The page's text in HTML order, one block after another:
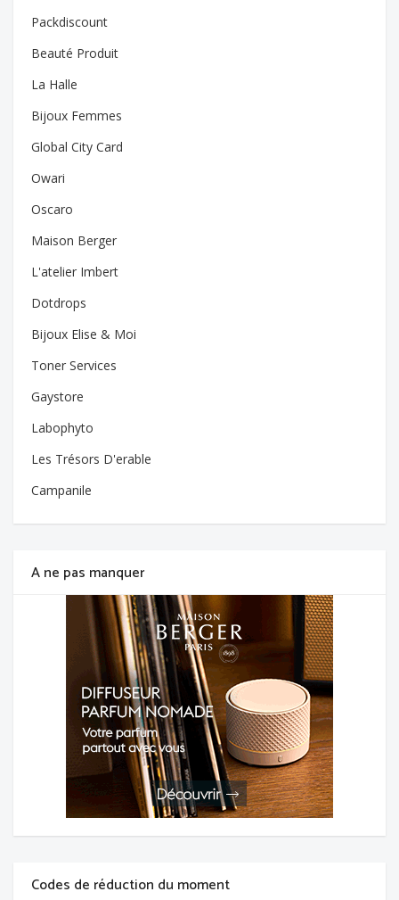
Packdiscount
Beauté Produit
La Halle
Bijoux Femmes
Global City Card
Owari
Oscaro
Maison Berger
L'atelier Imbert
Dotdrops
Bijoux Elise & Moi
Toner Services
Gaystore
Labophyto
Les Trésors D'erable
Campanile
A ne pas manquer
Codes de réduction du moment